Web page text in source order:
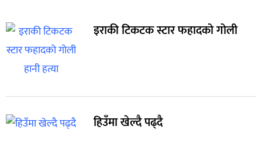
इराकी टिकटक स्टार फहादको गोली
हिउँमा खेल्दै पढ्दै